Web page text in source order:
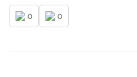
0 0